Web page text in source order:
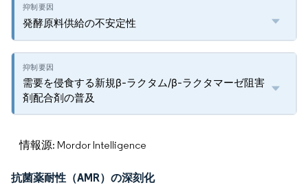
発酵原料供給の不安定性
需要を侵食する新規β-ラクタム/β-ラクタマーゼ阻害
剤配合剤の普及
情報源: Mordor Intelligence
抗菌薬耐性（AMR）の深刻化